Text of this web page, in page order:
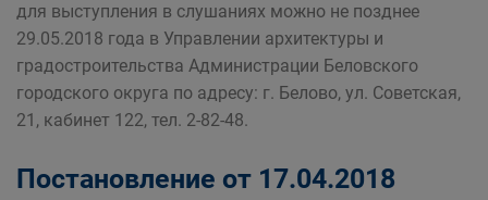
для выступления в слушаниях можно не позднее
29.05.2018 года в Управлении архитектуры и
градостроительства Администрации Беловского
городского округа по адресу: г. Белово, ул. Советская,
21, кабинет 122, тел. 2-82-48.
Постановление от 17.04.2018